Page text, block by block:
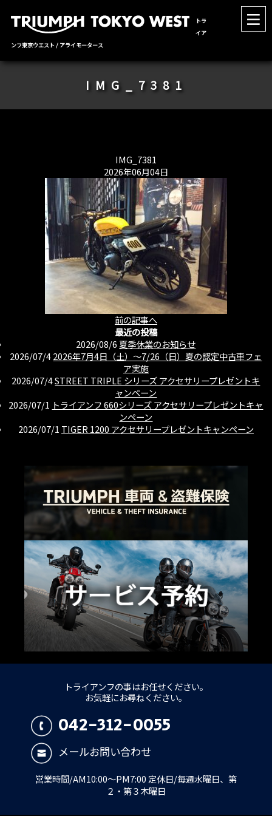
トラ
イア
ンフ東京ウエスト / アライモータース
IMG_7381
IMG_7381
2026年06月04日
前の記事へ
最近の投稿
2026/08/6 夏季休業のお知らせ
2026/07/42026年7月4日（土）〜7/26（日）夏の認定中古車フェ
ア実施
2026/07/4STREET TRIPLE シリーズ アクセサリープレゼントキ
ャンペーン
2026/07/1 トライアンフ 660シリーズ アクセサリープレゼントキャ
ンペーン
2026/07/1 TIGER 1200 アクセサリープレゼントキャンペーン
トライアンフの事はお任せください。
お気軽にお尋ねください。
042-312-0055
メールお問い合わせ
営業時間/AM10:00～PM7:00 定休日/毎週水曜日、第
２・第３木曜日